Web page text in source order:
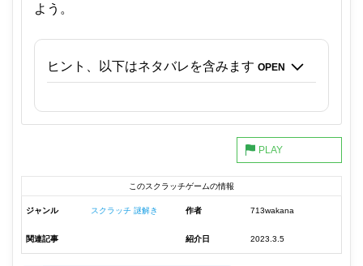
よう。
ヒント、以下はネタバレを含みます OPEN
このスクラッチゲームの情報
ジャンル スクラッチ 謎解き 作者 713wakana
関連記事 紹介日 2023.3.5